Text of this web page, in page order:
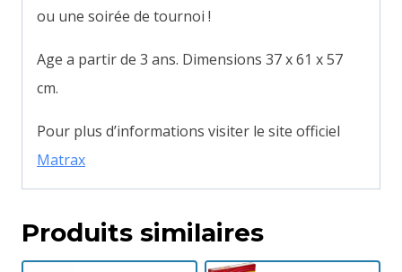
ou une soirée de tournoi !
Age a partir de 3 ans. Dimensions 37 x 61 x 57
cm.
Pour plus d’informations visiter le site officiel
Matrax
Produits similaires